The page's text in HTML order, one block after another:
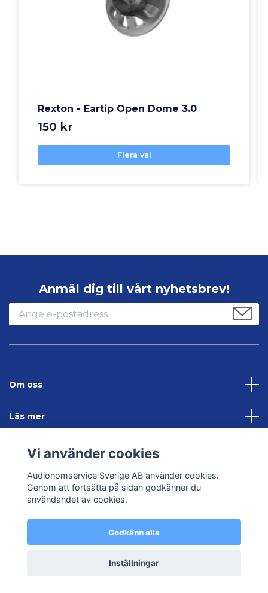
Rexton - Eartip Open Dome 3.0
150 kr
Flera val
Anmäl dig till vårt nyhetsbrev!
Om oss
Läs mer
Sociala medier
Kontakta oss
© 2026 Audionomservice – Allt inom hörsel
Vi använder cookies
Audionomservice Sverige AB använder cookies.
Genom att fortsätta på sidan godkänner du
användandet av cookies.
Godkänn alla
Inställningar